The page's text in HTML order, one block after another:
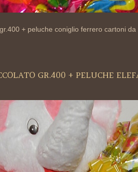
+ peluche coniglio ferrero cartoni da
GR.400 + PELUCHE